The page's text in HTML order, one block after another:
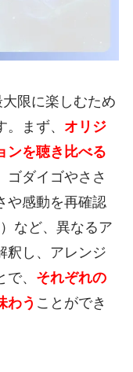
大限に楽しむため
まず、 オリジ
ンを聴き比べる
ゴダイゴやささ
や感動を再確認
など、異なるア
釈し、アレンジ
、 それぞれの
わう ことができ